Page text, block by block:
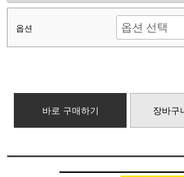
옵션
바로 구매하기 장바구